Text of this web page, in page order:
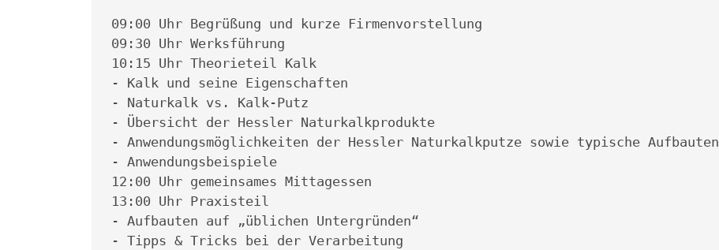
09:00 Uhr Begrüßung und kurze Firmenvorstellung
09:30 Uhr Werksführung
10:15 Uhr Theorieteil Kalk
- Kalk und seine Eigenschaften
- Naturkalk vs. Kalk-Putz
- Übersicht der Hessler Naturkalkprodukte
- Anwendungsmöglichkeiten der Hessler Naturkalkputze sowie typische Aufbauten
- Anwendungsbeispiele
12:00 Uhr gemeinsames Mittagessen
13:00 Uhr Praxisteil
- Aufbauten auf „üblichen Untergründen“
- Tipps & Tricks bei der Verarbeitung